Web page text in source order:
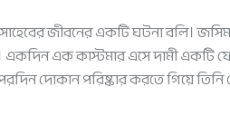
জীবনের একটি ঘটনা বলি।
এক কাস্টমার এসে দামী একটি
দোকান পরিষ্কার করতে গিয়ে